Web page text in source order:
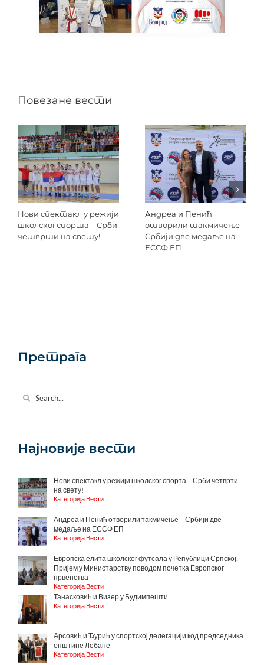
Повезане вести
Нови спектакл у режији
школског спорта – Срби
четврти на свету!
Андреа и Пенић
отворили такмичење –
Србији две медаље на
ЕССФ ЕП
Претрага
for:
Најновије вести
Нови спектакл у режији школског спорта – Срби четврти
на свету!
Категорија Вести
Андреа и Пенић отворили такмичење – Србији две
медаље на ЕССФ ЕП
Категорија Вести
Европска елита школског футсала у Републици Српској:
Пријем у Министарству поводом почетка Европског
првенства
Категорија Вести
Танасковић и Визер у Будимпешти
Категорија Вести
Арсовић и Ђурић у спортској делегацији код председника
општине Лебане
Категорија Вести